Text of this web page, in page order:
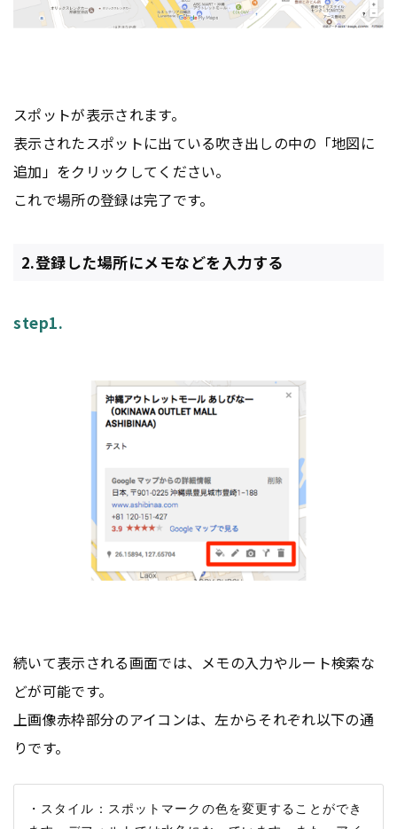
スポットが表示されます。
表示されたスポットに出ている吹き出しの中の「地図に
追加」をクリックしてください。
これで場所の登録は完了です。
2.登録した場所にメモなどを入力する
step1.
続いて表示される画面では、メモの入力やルート検索な
どが可能です。
上画像赤枠部分のアイコンは、左からそれぞれ以下の通
りです。
・スタイル：スポットマークの色を変更することができ